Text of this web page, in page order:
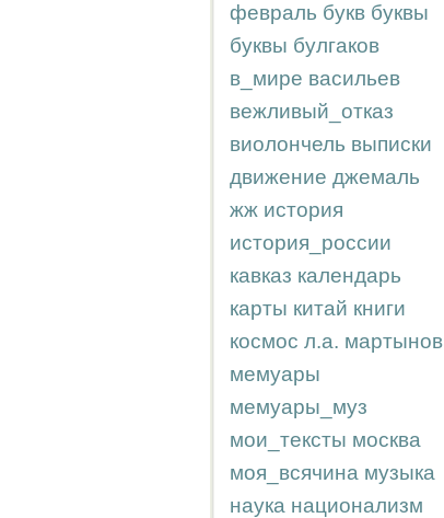
февраль букв буквы
буквы булгаков
в_мире васильев
вежливый_отказ
виолончель выписки
движение джемаль
жж история
история_россии
кавказ календарь
карты китай книги
космос л.а. мартынов
мемуары
мемуары_муз
мои_тексты москва
моя_всячина музыка
наука национализм